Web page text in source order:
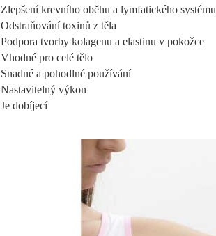
Zlepšení krevního oběhu a lymfatického systému
Odstraňování toxinů z těla
Podpora tvorby kolagenu a elastinu v pokožce
Vhodné pro celé tělo
Snadné a pohodlné používání
Nastavitelný výkon
Je dobíjecí